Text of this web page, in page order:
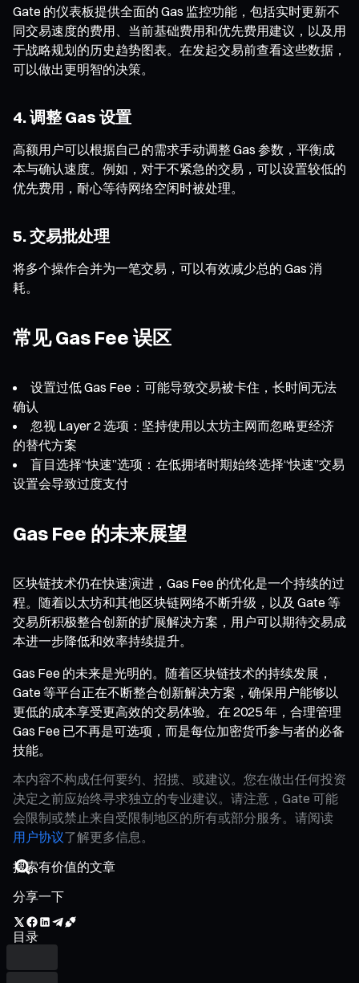
Gate 的仪表板提供全面的 Gas 监控功能，包括实时更新不
同交易速度的费用、当前基础费用和优先费用建议，以及用
于战略规划的历史趋势图表。在发起交易前查看这些数据，
可以做出更明智的决策。
4. 调整 Gas 设置
高额用户可以根据自己的需求手动调整 Gas 参数，平衡成
本与确认速度。例如，对于不紧急的交易，可以设置较低的
优先费用，耐心等待网络空闲时被处理。
5. 交易批处理
将多个操作合并为一笔交易，可以有效减少总的 Gas 消
耗。
常见 Gas Fee 误区
设置过低 Gas Fee：可能导致交易被卡住，长时间无法
确认
忽视 Layer 2 选项：坚持使用以太坊主网而忽略更经济
的替代方案
盲目选择“快速”选项：在低拥堵时期始终选择“快速”交易
设置会导致过度支付
Gas Fee 的未来展望
区块链技术仍在快速演进，Gas Fee 的优化是一个持续的过
程。随着以太坊和其他区块链网络不断升级，以及 Gate 等
交易所积极整合创新的扩展解决方案，用户可以期待交易成
本进一步降低和效率持续提升。
Gas Fee 的未来是光明的。随着区块链技术的持续发展，
Gate 等平台正在不断整合创新解决方案，确保用户能够以
更低的成本享受更高效的交易体验。在 2025 年，合理管理
Gas Fee 已不再是可选项，而是每位加密货币参与者的必备
技能。
本内容不构成任何要约、招揽、或建议。您在做出任何投资
决定之前应始终寻求独立的专业建议。请注意，Gate 可能
会限制或禁止来自受限制地区的所有或部分服务。请阅读
用户协议了解更多信息。
分享一下
目录